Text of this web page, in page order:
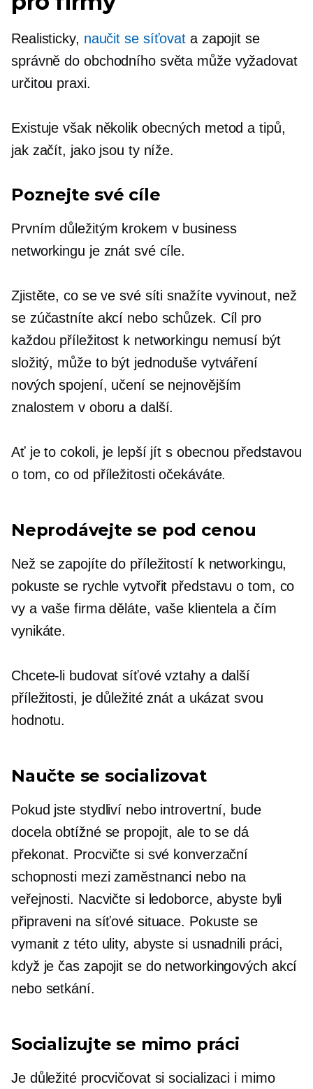
Realisticky, naučit se síťovat a zapojit se
správně do obchodního světa může vyžadovat
určitou praxi.
Existuje však několik obecných metod a tipů,
jak začít, jako jsou ty níže.
Poznejte své cíle
Prvním důležitým krokem v business
networkingu je znát své cíle.
Zjistěte, co se ve své síti snažíte vyvinout, než
se zúčastníte akcí nebo schůzek. Cíl pro
každou příležitost k networkingu nemusí být
složitý, může to být jednoduše vytváření
nových spojení, učení se nejnovějším
znalostem v oboru a další.
Ať je to cokoli, je lepší jít s obecnou představou
o tom, co od příležitosti očekáváte.
Neprodávejte se pod cenou
Než se zapojíte do příležitostí k networkingu,
pokuste se rychle vytvořit představu o tom, co
vy a vaše firma děláte, vaše klientela a čím
vynikáte.
Chcete-li budovat síťové vztahy a další
příležitosti, je důležité znát a ukázat svou
hodnotu.
Naučte se socializovat
Pokud jste stydliví nebo introvertní, bude
docela obtížné se propojit, ale to se dá
překonat. Procvičte si své konverzační
schopnosti mezi zaměstnanci nebo na
veřejnosti. Nacvičte si ledoborce, abyste byli
připraveni na síťové situace. Pokuste se
vymanit z této ulity, abyste si usnadnili práci,
když je čas zapojit se do networkingových akcí
nebo setkání.
Socializujte se mimo práci
Je důležité procvičovat si socializaci i mimo